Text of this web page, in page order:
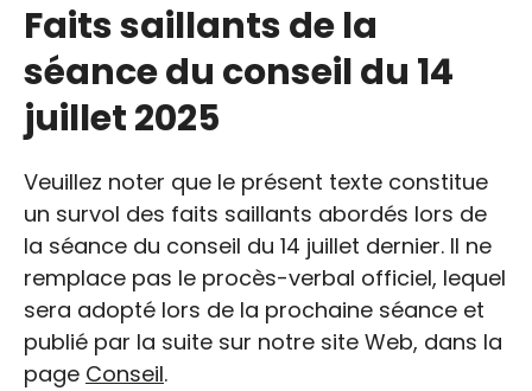
Faits saillants de la
séance du conseil du 14
juillet 2025
Veuillez noter que le présent texte constitue
un survol des faits saillants abordés lors de
la séance du conseil du 14 juillet dernier. Il ne
remplace pas le procès-verbal officiel, lequel
sera adopté lors de la prochaine séance et
publié par la suite sur notre site Web, dans la
page Conseil.